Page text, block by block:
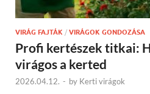
VIRÁG FAJTÁK / VIRÁGOK GONDOZÁSA
Profi kertészek titkai:
virágos a kerted
2026.04.12. - by Kerti virágok